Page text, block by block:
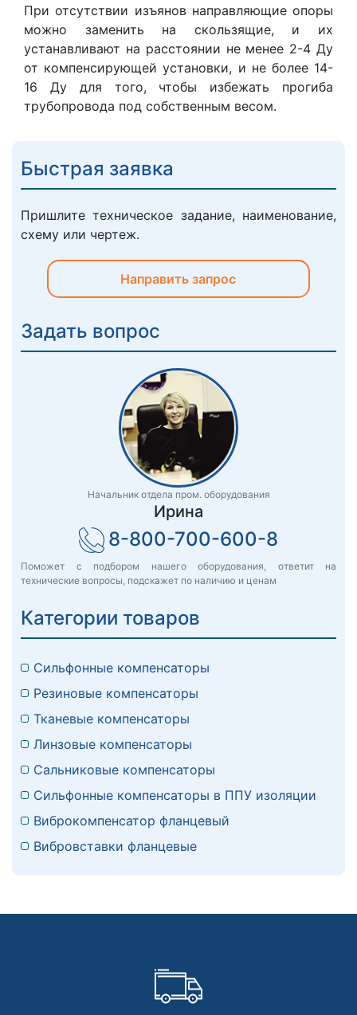
При отсутствии изъянов направляющие опоры
можно заменить на скользящие, и их
устанавливают на расстоянии не менее 2-4 Ду
от компенсирующей установки, и не более 14-
16 Ду для того, чтобы избежать прогиба
трубопровода под собственным весом.
Быстрая заявка
Пришлите техническое задание, наименование,
схему или чертеж.
Направить запрос
Задать вопрос
Начальник отдела пром. оборудования
Ирина
8-800-700-600-8
Поможет с подбором нашего оборудования, ответит на
технические вопросы, подскажет по наличию и ценам
Категории товаров
Сильфонные компенсаторы
Резиновые компенсаторы
Тканевые компенсаторы
Линзовые компенсаторы
Сальниковые компенсаторы
Сильфонные компенсаторы в ППУ изоляции
Виброкомпенсатор фланцевый
Вибровставки фланцевые